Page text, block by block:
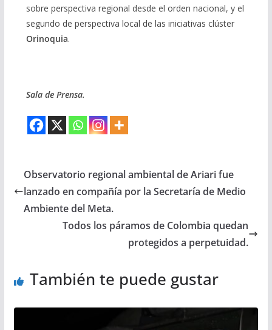
sobre perspectiva regional desde el orden nacional, y el
segundo de perspectiva local de las iniciativas clúster
Orinoquia.
Sala de Prensa.
Observatorio regional ambiental de Ariari fue
lanzado en compañía por la Secretaría de Medio
Ambiente del Meta.
Todos los páramos de Colombia quedan
protegidos a perpetuidad.
También te puede gustar